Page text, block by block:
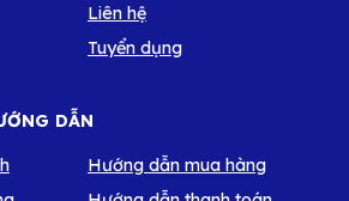
Liên hệ
Tuyển dụng
DẪN
Hướng dẫn mua hàng